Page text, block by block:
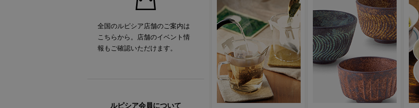
全国のルピシア店舗のご案内は
こちらから。店舗のイベント情
報もご確認いただけます。
ルピシア会員について